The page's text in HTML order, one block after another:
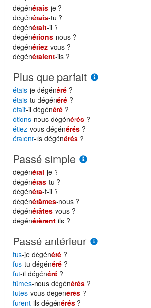
dégénérais-je ?
dégénérais-tu ?
dégénérait-il ?
dégénérions-nous ?
dégénériez-vous ?
dégénéraient-ils ?
Plus que parfait
étais-je dégénéré ?
étais-tu dégénéré ?
était-il dégénéré ?
étions-nous dégénérés ?
étiez-vous dégénérés ?
étaient-ils dégénérés ?
Passé simple
dégénérai-je ?
dégénéras-tu ?
dégénéra-t-il ?
dégénérâmes-nous ?
dégénérâtes-vous ?
dégénérèrent-ils ?
Passé antérieur
fus-je dégénéré ?
fus-tu dégénéré ?
fut-il dégénéré ?
fûmes-nous dégénérés ?
fûtes-vous dégénérés ?
furent-ils dégénérés ?